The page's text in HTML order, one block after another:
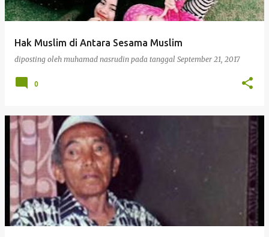
Hak Muslim di Antara Sesama Muslim
diposting oleh muhamad nasrudin pada tanggal September 21, 2017
0